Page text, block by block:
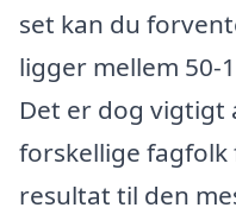
set kan du
ligger mellem 50-
Det er dog
forskellige
resultat til den